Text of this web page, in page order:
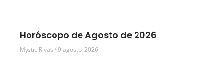
Horóscopo de Agosto de 2026
Mystic Rivas 9 agosto, 2026